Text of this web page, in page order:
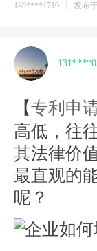
189****1710 发布
【专利申
高低，往
其法律价
最直观的
呢？